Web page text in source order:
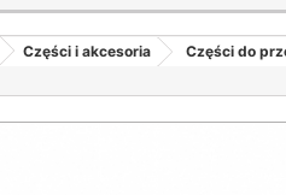
Części i akcesoria Części do